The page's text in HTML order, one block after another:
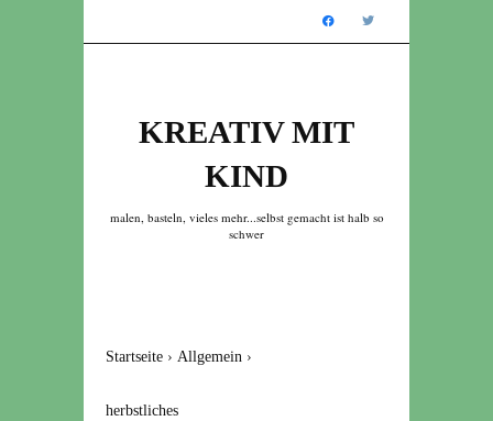
KREATIV MIT
KIND
malen, basteln, vieles mehr...selbst gemacht ist halb so
schwer
Startseite › Allgemein ›
herbstliches